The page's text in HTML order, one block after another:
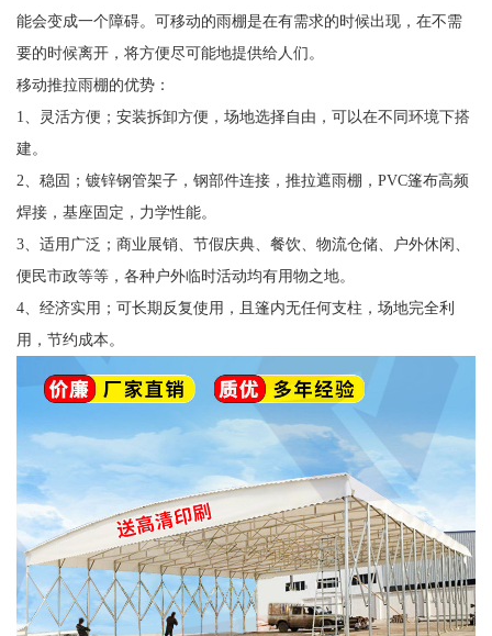
能会变成一个障碍。可移动的雨棚是在有需求的时候出现，在不需
要的时候离开，将方便尽可能地提供给人们。
移动推拉雨棚的优势：
1、灵活方便；安装拆卸方便，场地选择自由，可以在不同环境下搭
建。
2、稳固；镀锌钢管架子，钢部件连接，推拉遮雨棚，PVC篷布高频
焊接，基座固定，力学性能。
3、适用广泛；商业展销、节假庆典、餐饮、物流仓储、户外休闲、
便民市政等等，各种户外临时活动均有用物之地。
4、经济实用；可长期反复使用，且篷内无任何支柱，场地完全利
用，节约成本。